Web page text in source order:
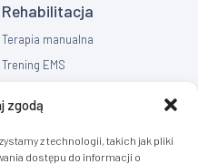
zgodą
z technologii, takich jak pliki
dostępu do informacji o
Rehabilitacja
Terapia manualna
Trening EMS
Masaż